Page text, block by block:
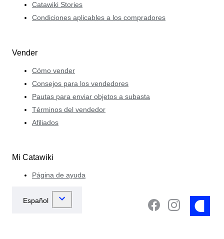
Catawiki Stories
Condiciones aplicables a los compradores
Vender
Cómo vender
Consejos para los vendedores
Pautas para enviar objetos a subasta
Términos del vendedor
Afiliados
Mi Catawiki
Página de ayuda